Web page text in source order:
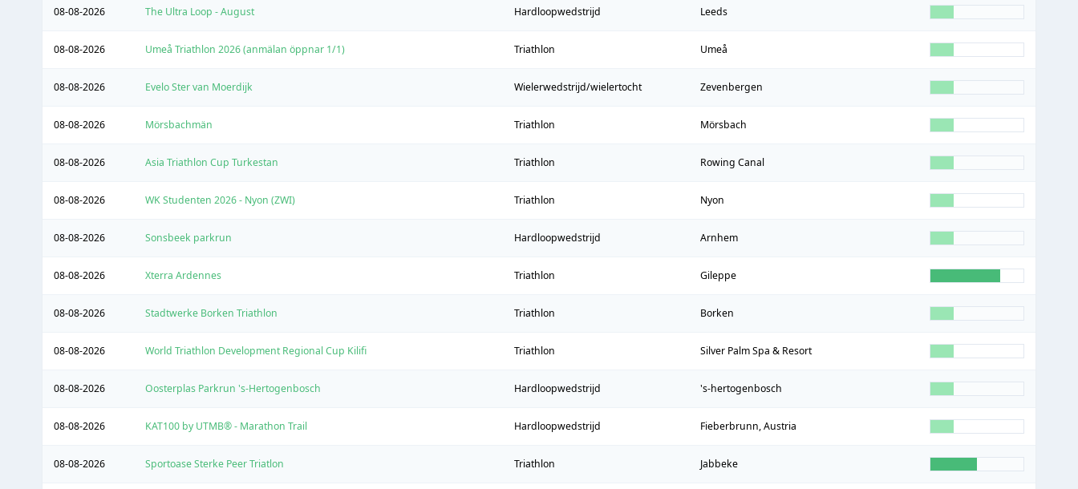
08-08-2026 The Ultra Loop - August Hardloopwedstrijd Leeds
08-08-2026 Umeå Triathlon 2026 (anmälan öppnar 1/1) Triathlon Umeå
08-08-2026 Evelo Ster van Moerdijk Wielerwedstrijd/wielertocht Zevenbergen
08-08-2026 Mörsbachmän Triathlon Mörsbach
08-08-2026 Asia Triathlon Cup Turkestan Triathlon Rowing Canal
08-08-2026 WK Studenten 2026 - Nyon (ZWI) Triathlon Nyon
08-08-2026 Sonsbeek parkrun Hardloopwedstrijd Arnhem
08-08-2026 Xterra Ardennes Triathlon Gileppe
08-08-2026 Stadtwerke Borken Triathlon Triathlon Borken
08-08-2026 World Triathlon Development Regional Cup Kilifi Triathlon Silver Palm Spa & Resort
08-08-2026 Oosterplas Parkrun 's-Hertogenbosch Hardloopwedstrijd 's-hertogenbosch
08-08-2026 KAT100 by UTMB® - Marathon Trail Hardloopwedstrijd Fieberbrunn, Austria
08-08-2026 Sportoase Sterke Peer Triatlon Triathlon Jabbeke